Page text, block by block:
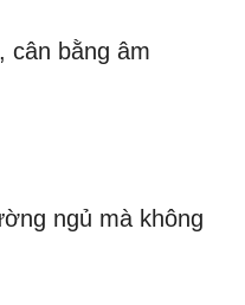
cân bằng âm
ngủ mà không